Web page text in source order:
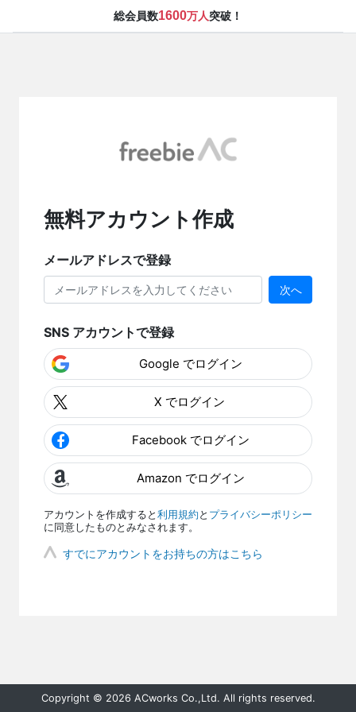
総会員数1600万人突破！
無料アカウント作成
メールアドレスで登録
次へ
SNS アカウントで登録
Google でログイン
X でログイン
Facebook でログイン
Amazon でログイン
アカウントを作成すると 利用規約 と プライバシーポリシー
に同意したものとみなされます。
すでにアカウントをお持ちの方はこちら
Copyright © 2026 ACworks Co.,Ltd. All rights reserved.